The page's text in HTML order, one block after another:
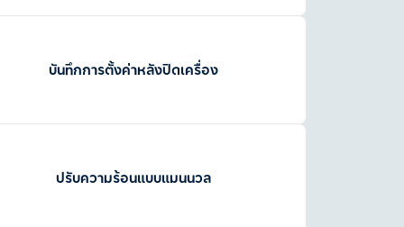
บันทึกการตั้งค่าหลังปิดเครื่อง
ปรับความร้อนแบบแมนนวล